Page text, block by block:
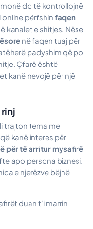
do të kontrollojnë
online përfshin faqen
kanalet e shitjes. Nëse
në faqen tuaj për
padyshim që po
Çfarë është
kanë nevojë për një
trajton tema me
kanë interes për
për të arritur mysafirë
apo persona biznesi,
e njerëzve bëjnë
duan t'i marrin